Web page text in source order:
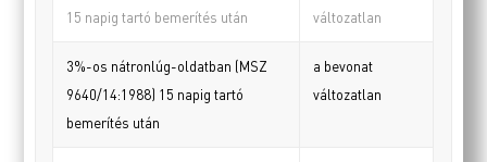
15 napig tartó bemerítés után
változatlan
3%-os nátronlúg-oldatban (MSZ
9640/14:1988) 15 napig tartó
bemerítés után
a bevonat
változatlan